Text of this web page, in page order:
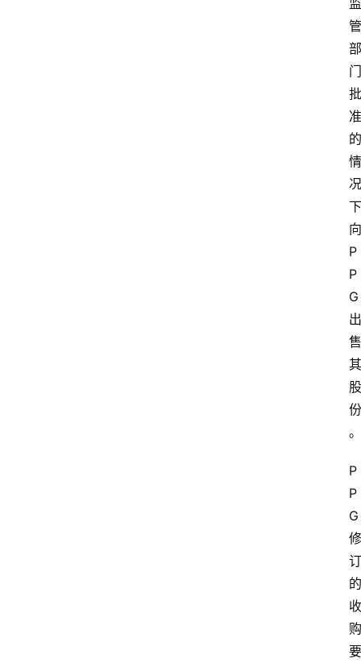
监
管
部
门
批
准
的
情
况
下
向
P
P
G
出
售
其
股
份
。
P
P
G
修
订
的
收
购
要